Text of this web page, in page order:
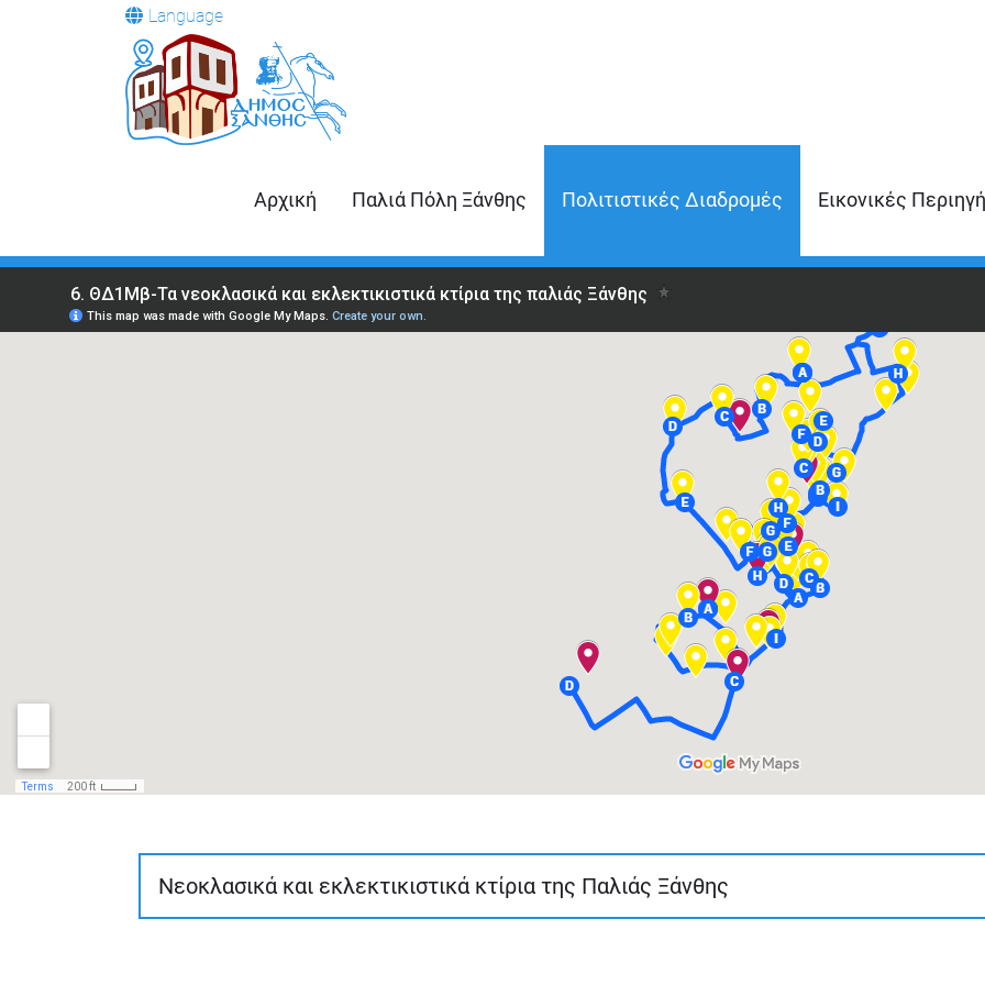
Language
Αρχική Παλιά Πόλη Ξάνθης Πολιτιστικές Διαδρομές Εικονικές
Νεοκλασικά και εκλεκτικιστικά κτίρια της Παλιάς Ξάνθης